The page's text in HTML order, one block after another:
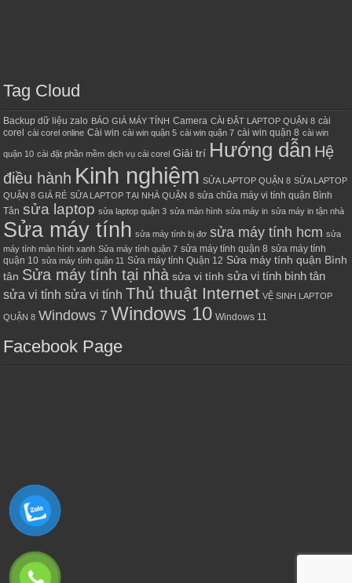
Tag Cloud
Backup dữ liệu zalo BÁO GIÁ MÁY TÍNH Camera CÀI ĐẶT LAPTOP QUẬN 8 cài
corel cài corel online Cài win cài win quận 5 cài win quận 7 cài win quận 8 cài win
quận 10 cài đặt phần mềm dịch vụ cài corel Giải trí Hướng dẫn Hệ
điều hành Kinh nghiệm SỬA LAPTOP QUẬN 8 SỬA LAPTOP
QUẬN 8 GIÁ RẺ SỬA LAPTOP TẠI NHÀ QUẬN 8 sửa chữa máy vi tính quận Bình
Tân sửa laptop sửa laptop quận 3 sửa màn hình sửa máy in sửa máy in tận nhà
Sửa máy tính sửa máy tính bị đơ sửa máy tính hcm sửa
máy tính màn hình xanh Sửa máy tính quận 7 sửa máy tính quận 8 sửa máy tính
quận 10 sửa máy tính quận 11 Sửa máy tính Quận 12 Sửa máy tính quận Bình
tân Sửa máy tính tại nhà sửa vi tính sửa vi tính bình tân
sửa vi tính sửa vi tính Thủ thuật Internet VỆ SINH LAPTOP
QUẬN 8 Windows 7 Windows 10 Windows 11
Facebook Page